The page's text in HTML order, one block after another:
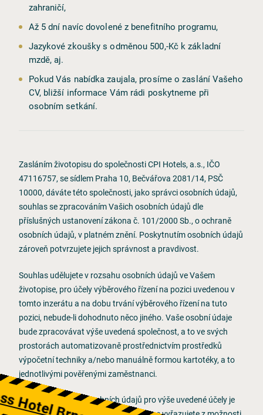
zahraničí,
Až 5 dní navíc dovolené z benefitního programu,
Jazykové zkoušky s odměnou 500,-Kč k základní
mzdě, aj.
Pokud Vás nabídka zaujala, prosíme o zaslání Vašeho
CV, bližší informace Vám rádi poskytneme při
osobním setkání.
Zasláním životopisu do společnosti CPI Hotels, a.s., IČO
47116757, se sídlem Praha 10, Bečvářova 2081/14, PSČ
10000, dáváte této společnosti, jako správci osobních údajů,
souhlas se zpracováním Vašich osobních údajů dle
příslušných ustanovení zákona č. 101/2000 Sb., o ochraně
osobních údajů, v platném znění. Poskytnutím osobních údajů
zároveň potvrzujete jejich správnost a pravdivost.
Souhlas udělujete v rozsahu osobních údajů ve Vašem
životopise, pro účely výběrového řízení na pozici uvedenou v
tomto inzerátu a na dobu trvání výběrového řízení na tuto
pozici, nebude-li dohodnuto něco jiného. Vaše osobní údaje
bude zpracovávat výše uvedená společnost, a to ve svých
prostorách automatizovaně prostřednictvím prostředků
výpočetní techniky a/nebo manuálně formou kartotéky, a to
jednotlivými pověřenými zaměstnanci.
Poskytnutí Vašich osobních údajů pro výše uvedené účely je